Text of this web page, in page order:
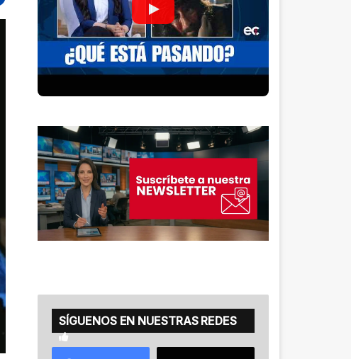
SÍGUENOS EN NUESTRAS REDES